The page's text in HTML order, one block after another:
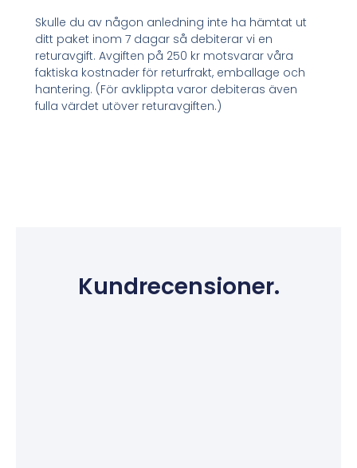
Skulle du av någon anledning inte ha hämtat ut
ditt paket inom 7 dagar så debiterar vi en
returavgift. Avgiften på 250 kr motsvarar våra
faktiska kostnader för returfrakt, emballage och
hantering. (För avklippta varor debiteras även
fulla värdet utöver returavgiften.)
Kundrecensioner.